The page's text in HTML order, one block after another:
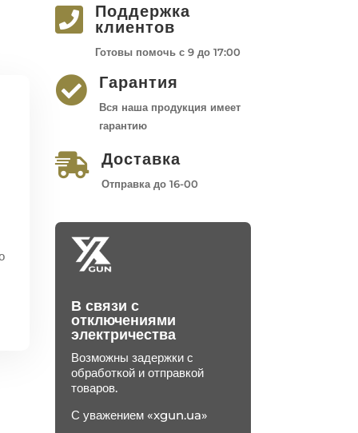

Поддержка
клиентов
Готовы помочь с 9 до 17:00
 Гарантия
Вся наша продукция имеет
гарантию
 Доставка
Отправка до 16-00
В связи с
отключениями
электричества
Возможны задержки с
обработкой и отправкой
товаров.
С уважением «xgun.ua»